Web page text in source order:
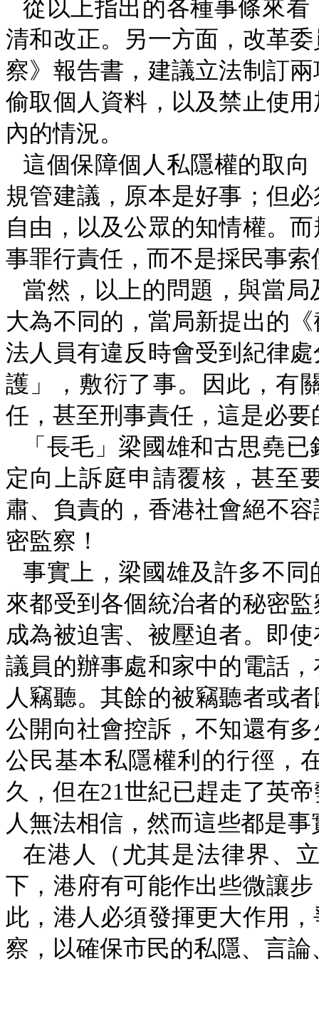
從以上指出的各種事條來
清和改正。另一方面，改革
察》報告書，建議立法制訂
偷取個人資料，以及禁止使
內的情況。
這個保障個人私隱權的取
規管建議，原本是好事；但
自由，以及公眾的知情權。
事罪行責任，而不是採民事
當然，以上的問題，與當
大為不同的，當局新提出的
法人員有違反時會受到紀律
護」，敷衍了事。因此，有
任，甚至刑事責任，這是必要
「長毛」梁國雄和古思堯
定向上訴庭申請覆核，甚至
肅、負責的，香港社會絕不
密監察！
事實上，梁國雄及許多不
來都受到各個統治者的秘密
成為被迫害、被壓迫者。即
議員的辦事處和家中的電話
人竊聽。其餘的被竊聽者或
公開向社會控訴，不知還有
公民基本私隱權利的行徑，
久，但在21世紀已趕走了英
人無法相信，然而這些都是事
在港人（尤其是法律界、
下，港府有可能作出些微讓
此，港人必須發揮更大作用
察，以確保市民的私隱、言